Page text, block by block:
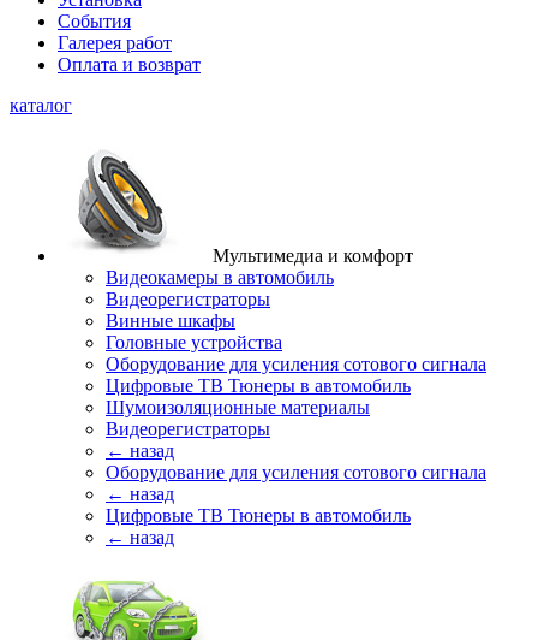
События
Галерея работ
Оплата и возврат
каталог
Мультимедиа и комфорт
Видеокамеры в автомобиль
Видеорегистраторы
Винные шкафы
Головные устройства
Оборудование для усиления сотового сигнала
Цифровые ТВ Тюнеры в автомобиль
Шумоизоляционные материалы
Видеорегистраторы
← назад
Оборудование для усиления сотового сигнала
← назад
Цифровые ТВ Тюнеры в автомобиль
← назад